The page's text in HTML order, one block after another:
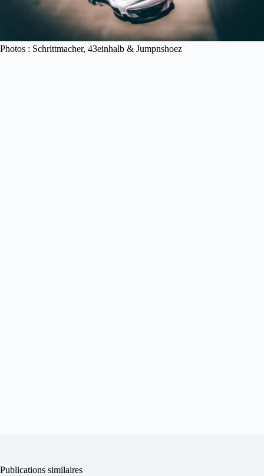
Photos : Schrittmacher, 43einhalb & Jumpnshoez
Publications similaires